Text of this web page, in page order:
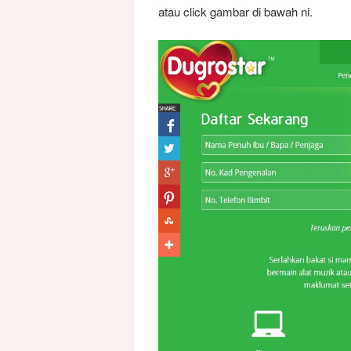
atau click gambar di bawah ni.